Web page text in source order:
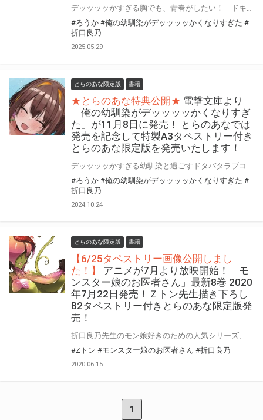
#ろうか #俺の幼馴染がデッッッッかくなりすぎた #
折口良乃
2025.05.29
とらのあな限定版 書籍
★とらのあな特典公開★ 電撃文庫より
「俺の幼馴染がデッッッッかくなりすぎ
た」が11月8日に発売！ とらのあなでは
発売を記念して特製A3タペストリー付き
とらのあな限定版を発売いたします！
#ろうか #俺の幼馴染がデッッッッかくなりすぎた #
折口良乃
2024.10.24
とらのあな限定版 書籍
【6/25タペストリー画像公開しまし
た！】
アニメが7月より放映開始！「モ
ンスター娘のお医者さん」最新8巻 2020
年7月22日発売！Ｚトン先生描き下ろし
B2タペストリー付きとらのあな限定版発
売！
#Zトン #モンスター娘のお医者さん #折口良乃
2020.06.15
1